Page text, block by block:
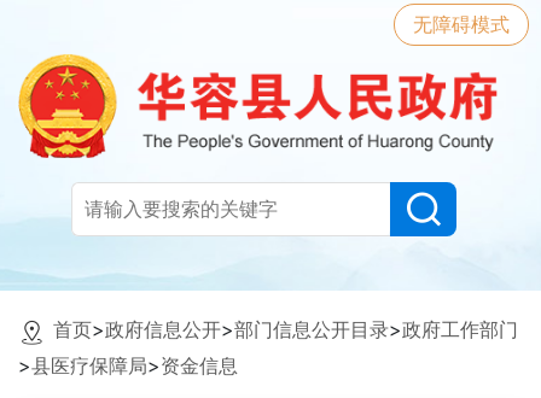
无障碍模式
首页>政府信息公开>部门信息公开目录>政府工作部门
>县医疗保障局>资金信息